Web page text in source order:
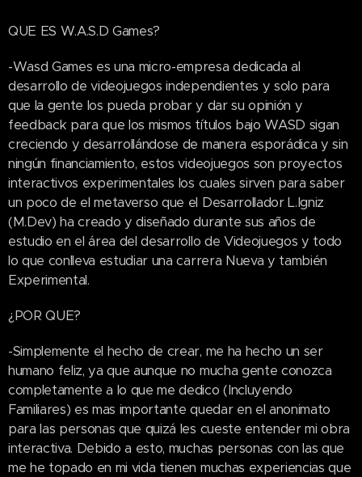
QUE ES W.A.S.D Games?
-Wasd Games es una micro-empresa dedicada al
desarrollo de videojuegos independientes y solo para
que la gente los pueda probar y dar su opinión y
feedback para que los mismos títulos bajo WASD sigan
creciendo y desarrollándose de manera esporádica y sin
ningún financiamiento, estos videojuegos son proyectos
interactivos experimentales los cuales sirven para saber
un poco de el metaverso que el Desarrollador L.Igniz
(M.Dev) ha creado y diseñado durante sus años de
estudio en el área del desarrollo de Videojuegos y todo
lo que conlleva estudiar una carrera Nueva y también
Experimental.
¿POR QUE?
-Simplemente el hecho de crear, me ha hecho un ser
humano feliz, ya que aunque no mucha gente conozca
completamente a lo que me dedico (Incluyendo
Familiares) es mas importante quedar en el anonimato
para las personas que quizá les cueste entender mi obra
interactiva. Debido a esto, muchas personas con las que
me he topado en mi vida tienen muchas experiencias que